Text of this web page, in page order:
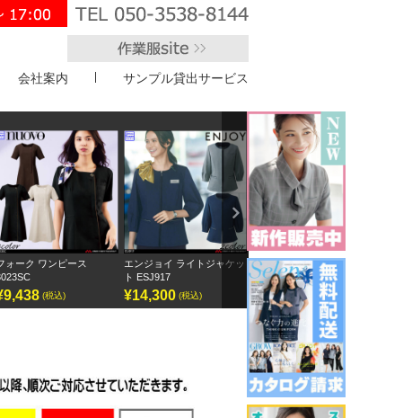
会社案内 サンプル貸出サービス
エンジョイ ライトジャケッ
¥14,300
ボンオフィス キュロット
AC3217
¥9,295
半袖オーバーブラウス
GOBL-2602
¥12,155
Next